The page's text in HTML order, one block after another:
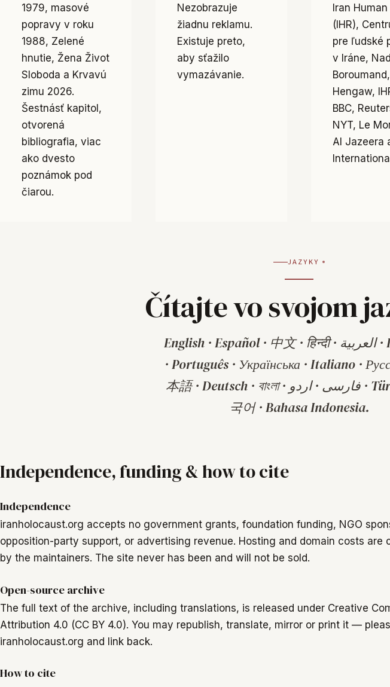
1979, masové
popravy v roku
1988, Zelené
hnutie, Žena Život
Sloboda a Krvavú
zimu 2026.
Šestnásť kapitol,
otvorená
bibliografia, viac
ako dvesto
poznámok pod
čiarou.
Nezobrazuje
žiadnu reklamu.
Existuje preto,
aby sťažilo
vymazávanie.
Iran
(IHR),
pre ľudské
v Iráne,
Boroumand,
Hengaw,
BBC,
NYT, Le
Al Jazeera
JAZYKY
Čítajte vo svojom
English · Español · 中文 · हिन्दी · العربية · Français
· Português · Українська · Italiano ·
本語 · Deutsch · বাংলা · فارسی · اردو · Türkçe · 한
국어 · Bahasa Indonesia.
Independence, funding & how to cite
Independence
iranholocaust.org accepts no government grants, foundation funding, NGO
opposition-party support, or advertising revenue. Hosting and domain costs are
by the maintainers. The site never has been and will not be sold.
Open-source archive
The full text of the archive, including translations, is released under Creative
Attribution 4.0 (CC BY 4.0). You may republish, translate, mirror or print it —
iranholocaust.org and link back.
How to cite